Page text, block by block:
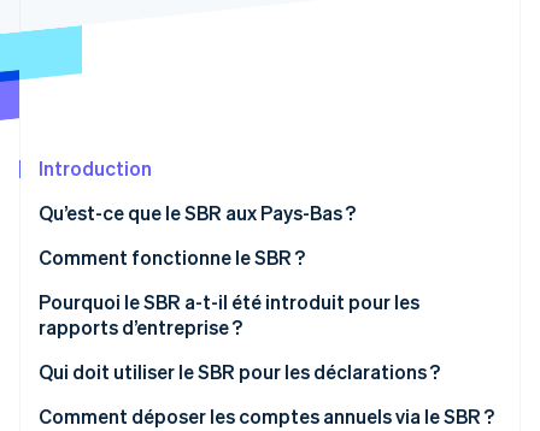
Prévention de la fraude
Climate
Vérification de l'identité
Stripe Sessions 2026
Découvrez comment Stripe construit l’infrastructure
Introduction
Qu’est-ce que le SBR aux Pays-Bas ?
Comment fonctionne le SBR ?
La Taxonomie néerlandaise
XBRL (eXtensible Business Reporting Language)
Pourquoi le SBR a-t-il été introduit pour les
rapports d’entreprise ?
Qui doit utiliser le SBR pour les déclarations ?
Comment déposer les comptes annuels via le SBR ?